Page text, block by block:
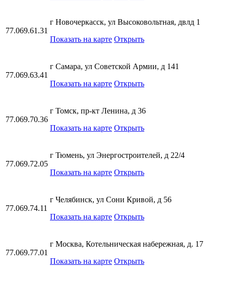
77.069.61.31
г Новочеркасск, ул Высоковольтная, двлд 1
Показать на карте Открыть
77.069.63.41
г Самара, ул Советской Армии, д 141
Показать на карте Открыть
77.069.70.36
г Томск, пр-кт Ленина, д 36
Показать на карте Открыть
77.069.72.05
г Тюмень, ул Энергостроителей, д 22/4
Показать на карте Открыть
77.069.74.11
г Челябинск, ул Сони Кривой, д 56
Показать на карте Открыть
77.069.77.01
г Москва, Котельническая набережная, д. 17
Показать на карте Открыть